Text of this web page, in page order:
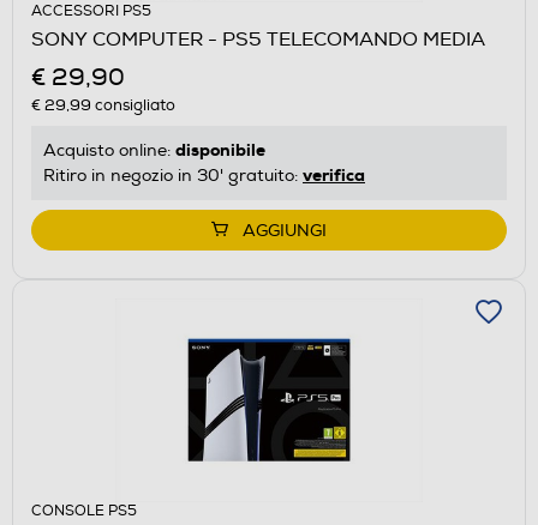
ACCESSORI PS5
SONY COMPUTER - PS5 TELECOMANDO MEDIA
€ 29,90
€ 29,99 consigliato
Acquisto online: disponibile
Ritiro in negozio in 30' gratuito: verifica
AGGIUNGI
CONSOLE PS5